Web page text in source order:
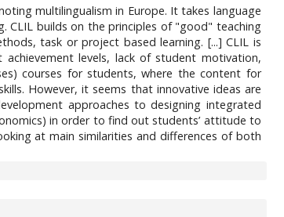
multilingualism in Europe. It takes language
CLIL builds on the principles of "good" teaching
task or project based learning. [...] CLIL is
levels, lack of student motivation,
courses for students, where the content for
However, it seems that innovative ideas are
approaches to designing integrated
in order to find out students’ attitude to
at main similarities and differences of both